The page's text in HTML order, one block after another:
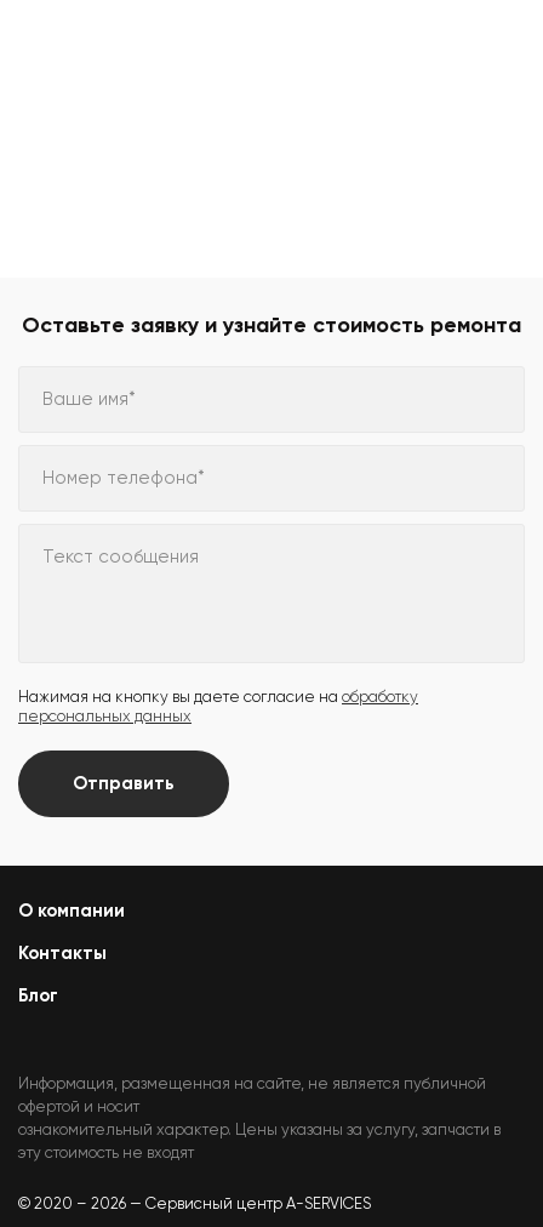
Оставьте заявку и узнайте стоимость ремонта
Ваше имя*
Номер телефона*
Текст сообщения
Нажимая на кнопку вы даете согласие на обработку
персональных данных
Отправить
О компании
Контакты
Блог
Информация, размещенная на сайте, не является публичной
офертой и носит
ознакомительный характер. Цены указаны за услугу, запчасти в
эту стоимость не входят
© 2020 – 2026 — Сервисный центр A-SERVICES